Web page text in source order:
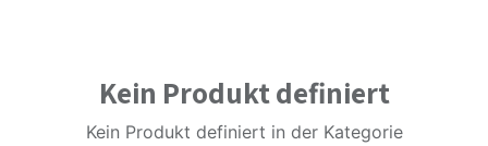
Kein Produkt definiert
Kein Produkt definiert in der Kategorie